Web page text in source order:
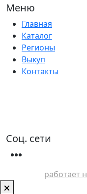
Меню
Главная
Каталог
Регионы
Выкуп
Контакты
Соц. сети
работает